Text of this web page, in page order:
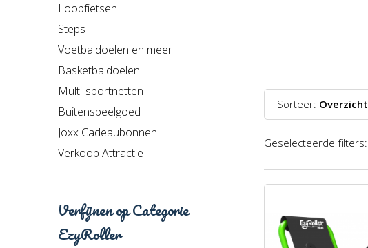
Loopfietsen
Steps
Voetbaldoelen en meer
Basketbaldoelen
Multi-sportnetten
Buitenspeelgoed
Joxx Cadeaubonnen
Verkoop Attractie
Verfijnen op Categorie
EzyRoller
Sorteer: Overzicht
Prijs laag-hoog
Recentst
Geselecteerde filters: